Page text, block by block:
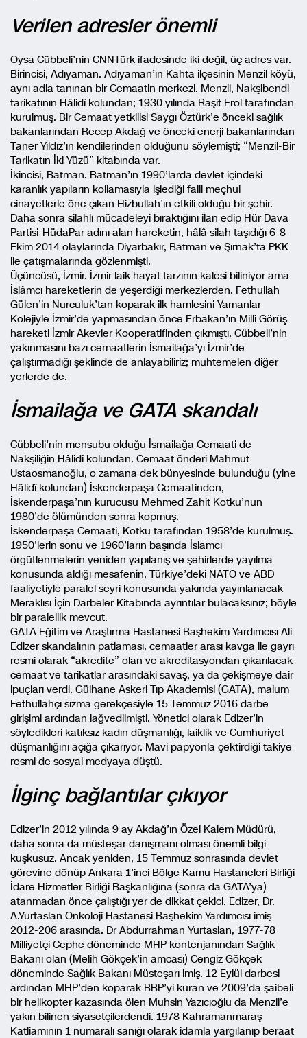
Verilen adresler önemli
Oysa Cübbeli’nin CNNTürk ifadesinde iki değil, üç adres var.
Birincisi, Adıyaman. Adıyaman’ın Kahta ilçesinin Menzil köyü,
aynı adla tanınan bir Cemaatin merkezi. Menzil, Nakşibendi
tarikatının Hâlidî kolundan; 1930 yılında Raşit Erol tarafından
kurulmuş. Bir Cemaat yetkilisi Saygı Öztürk’e önceki sağlık
bakanlarından Recep Akdağ ve önceki enerji bakanlarından
Taner Yıldız’ın kendilerinden olduğunu söylemişti; “Menzil-Bir
Tarikatın İki Yüzü” kitabında var.
İkincisi, Batman. Batman’ın 1990’larda devlet içindeki
karanlık yapıların kollamasıyla işlediği faili meçhul
cinayetlerle öne çıkan Hizbullah’ın etkili olduğu bir şehir.
Daha sonra silahlı mücadeleyi bıraktığını ilan edip Hür Dava
Partisi-HüdaPar adını alan hareketin, hâlâ silah taşıdığı 6-8
Ekim 2014 olaylarında Diyarbakır, Batman ve Şırnak’ta PKK
ile çatışmalarında gözlenmişti.
Üçüncüsü, İzmir. İzmir laik hayat tarzının kalesi biliniyor ama
İslâmcı hareketlerin de yeşerdiği merkezlerden. Fethullah
Gülen’in Nurculuk’tan koparak ilk hamlesini Yamanlar
Kolejiyle İzmir’de yapmasından önce Erbakan’ın Millî Görüş
hareketi İzmir Akevler Kooperatifinden çıkmıştı. Cübbeli’nin
yakınmasını bazı cemaatlerin İsmailağa’yı İzmir’de
çalıştırmadığı şeklinde de anlayabiliriz; muhtemelen diğer
yerlerde de.
İsmailağa ve GATA skandalı
Cübbeli’nin mensubu olduğu İsmailağa Cemaati de
Nakşiliğin Hâlidî kolundan. Cemaat önderi Mahmut
Ustaosmanoğlu, o zamana dek bünyesinde bulunduğu (yine
Hâlidî kolundan) İskenderpaşa Cemaatinden,
İskenderpaşa’nın kurucusu Mehmed Zahit Kotku’nun
1980’de ölümünden sonra kopmuş.
İskenderpaşa Cemaati, Kotku tarafından 1958’de kurulmuş.
1950’lerin sonu ve 1960’ların başında İslamcı
örgütlenmelerin yeniden yapılanış ve şehirlerde yayılma
konusunda aldığı mesafenin, Türkiye’deki NATO ve ABD
faaliyetiyle paralel seyri konusunda yakında yayınlanacak
Meraklısı İçin Darbeler Kitabında ayrıntılar bulacaksınız; böyle
bir paralellik mevcut.
GATA Eğitim ve Araştırma Hastanesi Başhekim Yardımcısı Ali
Edizer skandalının patlaması, cemaatler arası kavga ile gayrı
resmi olarak “akredite” olan ve akreditasyondan çıkarılacak
cemaat ve tarikatlar arasındaki savaş, ya da çekişmeye dair
ipuçları verdi. Gülhane Askeri Tıp Akademisi (GATA), malum
Fethullahçı sızma gerekçesiyle 15 Temmuz 2016 darbe
girişimi ardından lağvedilmişti. Yönetici olarak Edizer’in
söyledikleri katıksız kadın düşmanlığı, laiklik ve Cumhuriyet
düşmanlığını açığa çıkarıyor. Mavi papyonla çektirdiği takiye
resmi de sosyal medyaya düştü.
İlginç bağlantılar çıkıyor
Edizer’in 2012 yılında 9 ay Akdağ’ın Özel Kalem Müdürü,
daha sonra da müsteşar danışmanı olması önemli bilgi
kuşkusuz. Ancak yeniden, 15 Temmuz sonrasında devlet
görevine dönüp Ankara 1’inci Bölge Kamu Hastaneleri Birliği
İdare Hizmetler Birliği Başkanlığına (sonra da GATA’ya)
atanmadan önce çalıştığı yer de dikkat çekici. Edizer, Dr.
A.Yurtaslan Onkoloji Hastanesi Başhekim Yardımcısı imiş
2012-206 arasında. Dr Abdurrahman Yurtaslan, 1977-78
Milliyetçi Cephe döneminde MHP kontenjanından Sağlık
Bakanı olan (Melih Gökçek’in amcası) Cengiz Gökçek
döneminde Sağlık Bakanı Müsteşarı imiş. 12 Eylül darbesi
ardından MHP’den koparak BBP’yi kuran ve 2009’da şaibeli
bir helikopter kazasında ölen Muhsin Yazıcıoğlu da Menzil’e
yakın bilinen siyasetçilerdendi. 1978 Kahramanmaraş
Katliamının 1 numaralı sanığı olarak idamla yargılanıp beraat